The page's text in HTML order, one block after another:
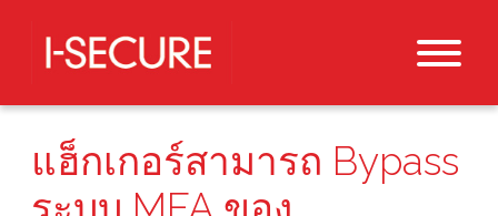
แฮ็กเกอร์สามารถ Bypass